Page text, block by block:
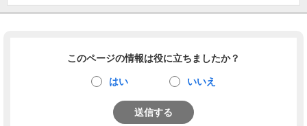
このページの情報は役に立ちましたか？
はい いいえ
送信する